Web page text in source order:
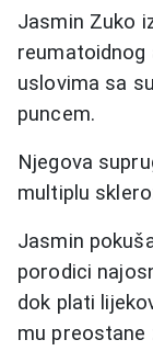
Jasmin Zuko
uslovima sa
puncem.
Njegova
multiplu
Jasmin
porodici
dok plati
mu